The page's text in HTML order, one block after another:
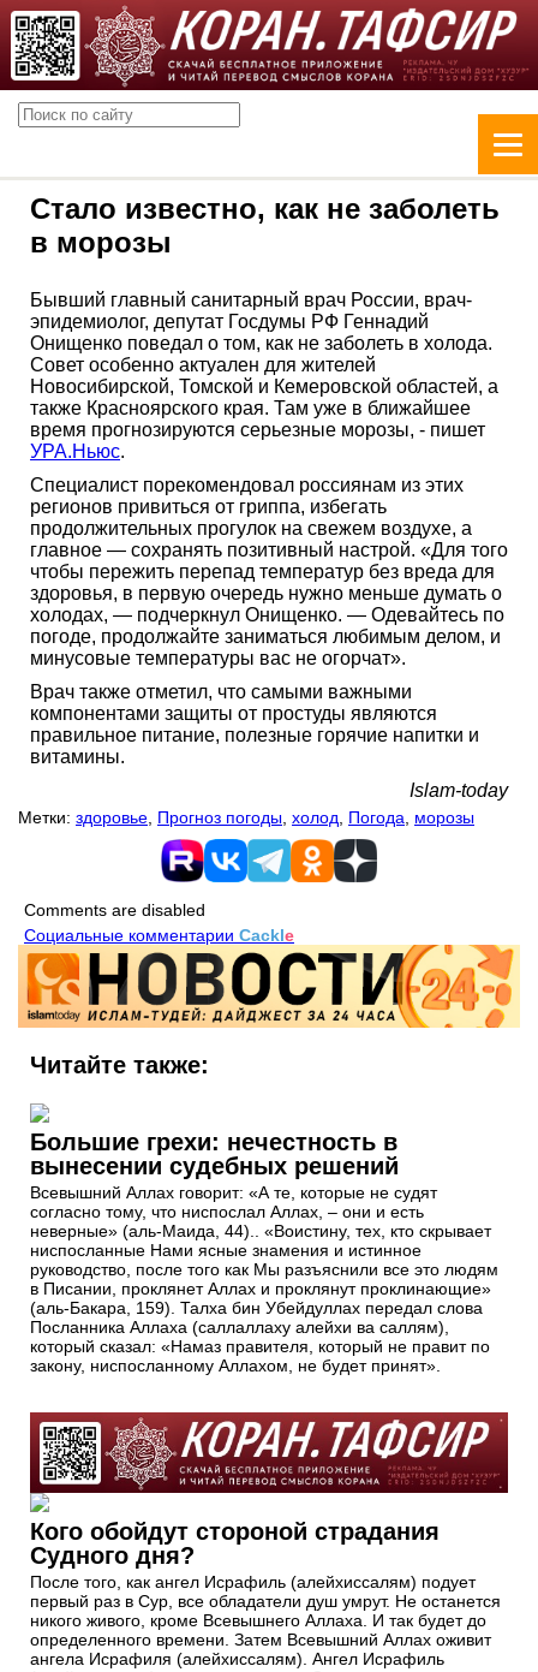
Стало известно, как не заболеть
в морозы
Бывший главный санитарный врач России, врач-
эпидемиолог, депутат Госдумы РФ Геннадий
Онищенко поведал о том, как не заболеть в холода.
Совет особенно актуален для жителей
Новосибирской, Томской и Кемеровской областей, а
также Красноярского края. Там уже в ближайшее
время прогнозируются серьезные морозы, - пишет
УРА.Ньюс.
Специалист порекомендовал россиянам из этих
регионов привиться от гриппа, избегать
продолжительных прогулок на свежем воздухе, а
главное — сохранять позитивный настрой. «Для того
чтобы пережить перепад температур без вреда для
здоровья, в первую очередь нужно меньше думать о
холодах, — подчеркнул Онищенко. — Одевайтесь по
погоде, продолжайте заниматься любимым делом, и
минусовые температуры вас не огорчат».
Врач также отметил, что самыми важными
компонентами защиты от простуды являются
правильное питание, полезные горячие напитки и
витамины.
Islam-today
Метки: здоровье Прогноз погоды холод Погода морозы
Comments are disabled
Социальные комментарии Cackle
Читайте также:
Большие грехи: нечестность в
вынесении судебных решений
Всевышний Аллах говорит: «А те, которые не судят
согласно тому, что ниспослал Аллах, – они и есть
неверные» (аль-Маида, 44).. «Воистину, тех, кто скрывает
ниспосланные Нами ясные знамения и истинное
руководство, после того как Мы разъяснили все это людям
в Писании, проклянет Аллах и проклянут проклинающие»
(аль-Бакара, 159). Талха бин Убейдуллах передал слова
Посланника Аллаха (саллаллаху алейхи ва саллям),
который сказал: «Намаз правителя, который не правит по
закону, ниспосланному Аллахом, не будет принят».
Кого обойдут стороной страдания
Судного дня?
После того, как ангел Исрафиль (алейхиссалям) подует
первый раз в Сур, все обладатели душ умрут. Не останется
никого живого, кроме Всевышнего Аллаха. И так будет до
определенного времени. Затем Всевышний Аллах оживит
ангела Исрафиля (алейхиссалям). Ангел Исрафиль